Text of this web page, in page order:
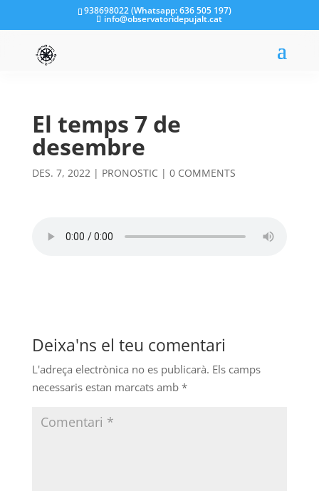
938698022 (Whatsapp: 636 505 197)
info@observatoridepujalt.cat
El temps 7 de
desembre
DES. 7, 2022| PRONOSTIC | 0 COMMENTS
Deixa'ns el teu comentari
L'adreça electrònica no es publicarà. Els camps
necessaris estan marcats amb *